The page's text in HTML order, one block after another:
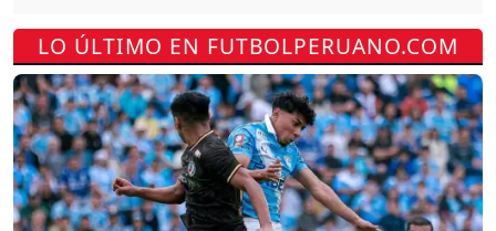
LO ÚLTIMO EN FUTBOLPERUANO.COM